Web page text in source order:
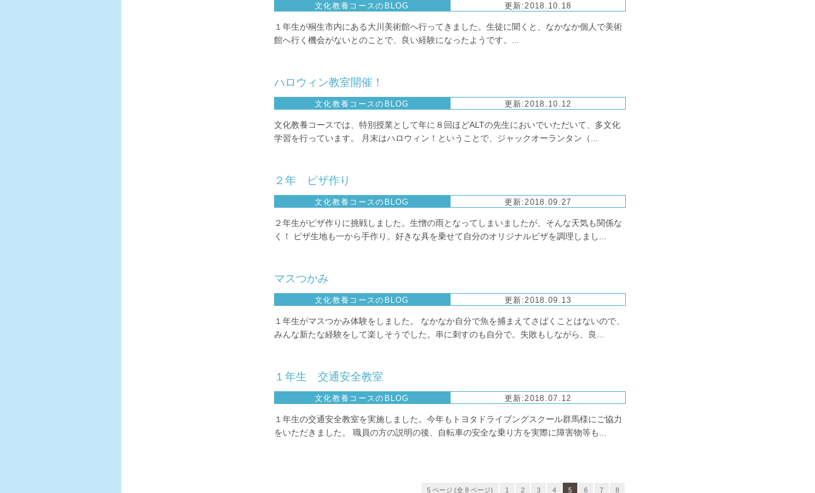
文化教養コースのBLOG 更新:2018.10.18
１年生が桐生市内にある大川美術館へ行ってきました。生徒に聞くと、なかなか個人で美術
館へ行く機会がないとのことで、良い経験になったようです。...
ハロウィン教室開催！
文化教養コースのBLOG 更新:2018.10.12
文化教養コースでは、特別授業として年に８回ほどALTの先生においでいただいて、多文化
学習を行っています。 月末はハロウィン！ということで、ジャックオーランタン（...
２年 ピザ作り
文化教養コースのBLOG 更新:2018.09.27
２年生がピザ作りに挑戦しました。生憎の雨となってしまいましたが、そんな天気も関係な
く！ ピザ生地も一から手作り。好きな具を乗せて自分のオリジナルピザを調理しまし...
マスつかみ
文化教養コースのBLOG 更新:2018.09.13
１年生がマスつかみ体験をしました。 なかなか自分で魚を捕まえてさばくことはないので、
みんな新たな経験をして楽しそうでした。串に刺すのも自分で。失敗もしながら、良...
１年生 交通安全教室
文化教養コースのBLOG 更新:2018.07.12
１年生の交通安全教室を実施しました。今年もトヨタドライブングスクール群馬様にご協力
をいただきました。 職員の方の説明の後、自転車の安全な乗り方を実際に障害物等も...
5 ページ (全 8 ページ) 1 2 3 4 5 6 7 8